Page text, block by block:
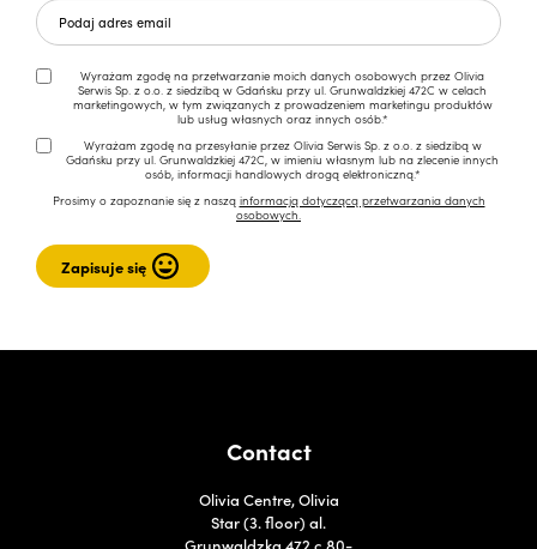
Wyrażam zgodę na przetwarzanie moich danych osobowych przez Olivia
Serwis Sp. z o.o. z siedzibą w Gdańsku przy ul. Grunwaldzkiej 472C w celach
marketingowych, w tym związanych z prowadzeniem marketingu produktów
lub usług własnych oraz innych osób.*
Wyrażam zgodę na przesyłanie przez Olivia Serwis Sp. z o.o. z siedzibą w
Gdańsku przy ul. Grunwaldzkiej 472C, w imieniu własnym lub na zlecenie innych
osób, informacji handlowych drogą elektroniczną.*
Prosimy o zapoznanie się z naszą informacją dotyczącą przetwarzania danych
osobowych.
Contact
Olivia Centre, Olivia
Star (3. floor) al.